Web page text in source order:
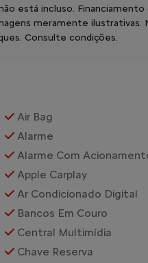
está incluso.
meramente ilustrativas.
Consulte condições.
Air Bag
Alarme
Alarme Com
Apple Carplay
Ar Condicionado Digital
Bancos Em Couro
Central Multimídia
Chave Reserva